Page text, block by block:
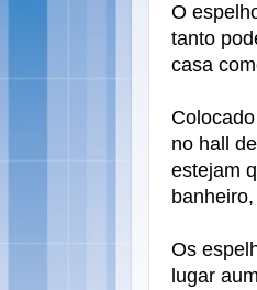
O
tanto
casa
no hall
estejam
Os
lugar